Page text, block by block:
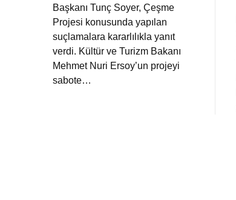
Başkanı Tunç Soyer, Çeşme
Projesi konusunda yapılan
suçlamalara kararlılıkla yanıt
verdi. Kültür ve Turizm Bakanı
Mehmet Nuri Ersoy’un projeyi
sabote…